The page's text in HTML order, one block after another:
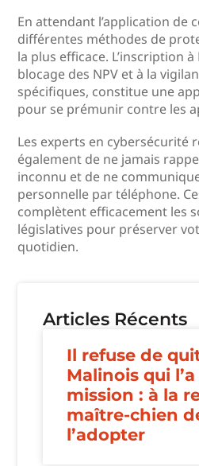
En attendant l’application de
différentes méthodes de
la plus efficace. L’inscription
blocage des NPV et à la
spécifiques, constitue une
pour se prémunir contre les
Les experts en cybersécurité
également de ne jamais
inconnu et de ne
personnelle par téléphone.
complètent efficacement les
législatives pour préserver
quotidien.
Articles Récents
Il refuse de
Malinois qui
mission : à la
maître-chien
l’adopter